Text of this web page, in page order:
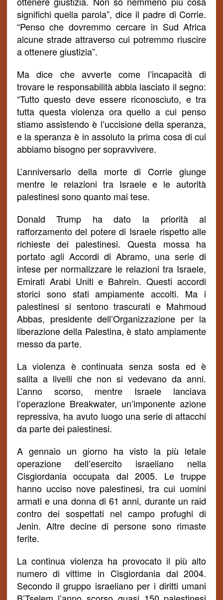
significhi quella parola”, dice il padre di Corrie.
“Penso che dovremmo cercare in Sud Africa
alcune strade attraverso cui potremmo riuscire
a ottenere giustizia”.
Ma dice che avverte come l’incapacità di
trovare le responsabilità abbia lasciato il segno:
“Tutto questo deve essere riconosciuto, e tra
tutta questa violenza ora quello a cui penso
stiamo assistendo è l’uccisione della speranza,
e la speranza è in assoluto la prima cosa di cui
abbiamo bisogno per sopravvivere.
L’anniversario della morte di Corrie giunge
mentre le relazioni tra Israele e le autorità
palestinesi sono quanto mai tese.
Donald Trump ha dato la priorità al
rafforzamento del potere di Israele rispetto alle
richieste dei palestinesi. Questa mossa ha
portato agli Accordi di Abramo, una serie di
intese per normalizzare le relazioni tra Israele,
Emirati Arabi Uniti e Bahrein. Questi accordi
storici sono stati ampiamente accolti. Ma i
palestinesi si sentono trascurati e Mahmoud
Abbas, presidente dell’Organizzazione per la
liberazione della Palestina, è stato ampiamente
messo da parte.
La violenza è continuata senza sosta ed è
salita a livelli che non si vedevano da anni.
L’anno scorso, mentre Israele lanciava
l’operazione Breakwater, un’imponente azione
repressiva, ha avuto luogo una serie di attacchi
da parte dei palestinesi.
A gennaio un giorno ha visto la più letale
operazione dell’esercito israeliano nella
Cisgiordania occupata dal 2005. Le truppe
hanno ucciso nove palestinesi, tra cui uomini
armati e una donna di 61 anni, durante un raid
contro dei sospettati nel campo profughi di
Jenin. Altre decine di persone sono rimaste
ferite.
La continua violenza ha provocato il più alto
numero di vittime in Cisgiordania dal 2004.
Secondo il gruppo israeliano per i diritti umani